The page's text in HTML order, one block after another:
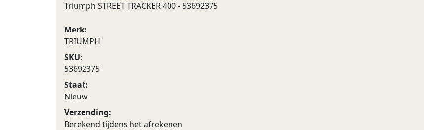
Triumph STREET TRACKER 400 - 53692375
Merk:
TRIUMPH
SKU:
53692375
Staat:
Nieuw
Verzending:
Berekend tijdens het afrekenen